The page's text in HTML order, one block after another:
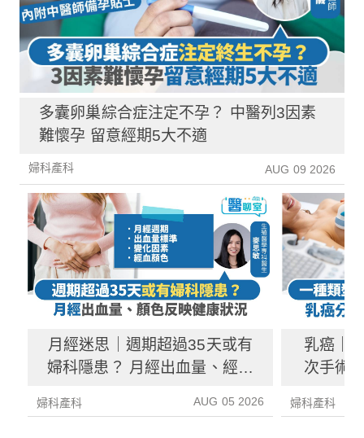
多囊卵巢綜合症注定不孕？ 中醫列3因素
難懷孕 留意經期5大不適
婦科產科 AUG 09 2026
月經迷思｜週期超過35天或有
婦科隱患？ 月經出血量、經血
婦科產科 AUG 05 2026
乳癌｜
次手術
婦科產科